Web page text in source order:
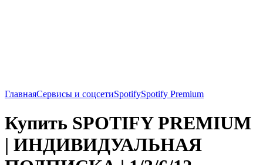
ГлавнаяСервисы и соцсетиSpotifySpotify Premium
Купить SPOTIFY PREMIUM
| ИНДИВИДУАЛЬНАЯ